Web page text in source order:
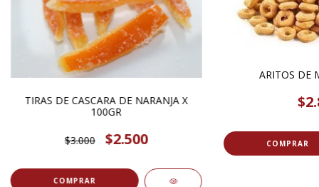
TIRAS DE CASCARA DE NARANJA X
100GR
$3.000 $2.500
COMPRAR
ARITOS DE
COMPRAR